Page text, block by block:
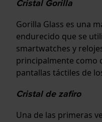
Cristal Gorilla
Gorilla Glass es una
endurecido que se
smartwatches y
principalmente como
pantallas táctiles de
Cristal de zafiro
Una de las primeras